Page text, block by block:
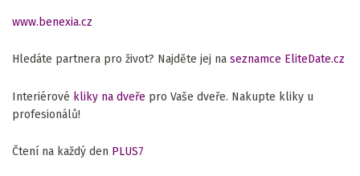
www.benexia.cz
Hledáte partnera pro život? Najděte jej na seznamce EliteDate.cz
Interiérové kliky na dveře pro Vaše dveře. Nakupte kliky u
profesionálů!
Čtení na každý den PLUS7